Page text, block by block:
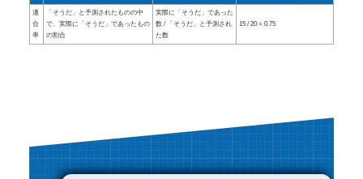
適
合
率
「そうだ」と予測されたものの中
で、実際に「そうだ」であったもの
の割合
実際に「そうだ」であった
数 / 「そうだ」と予測され
た数
15 / 20 = 0.75